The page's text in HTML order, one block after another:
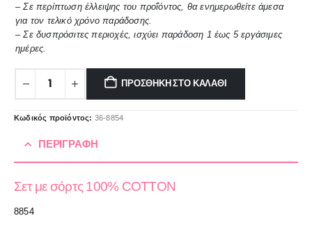
– Σε περίπτωση έλλειψης του προΐόντος, θα ενημερωθείτε άμεσα
για τον τελικό χρόνο παράδοσης.
– Σε δυσπρόσιτες περιοχές, ισχύει παράδοση 1 έως 5 εργάσιμες
ημέρες.
ΠΡΟΣΘΉΚΗ ΣΤΟ ΚΑΛΆΘΙ
Κωδικός προϊόντος: 36-8854
ΠΕΡΙΓΡΑΦΉ
Σετ με σόρτς 100% COTTON
8854